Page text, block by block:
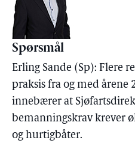
Spørsmål
Erling Sande (Sp): Flere
praksis fra og med årene
innebærer at
bemanningskrav krever
og hurtigbåter.